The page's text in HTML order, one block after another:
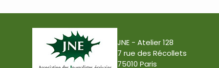
JNE - Atelier 128
7 rue des Récollets
75010 Paris